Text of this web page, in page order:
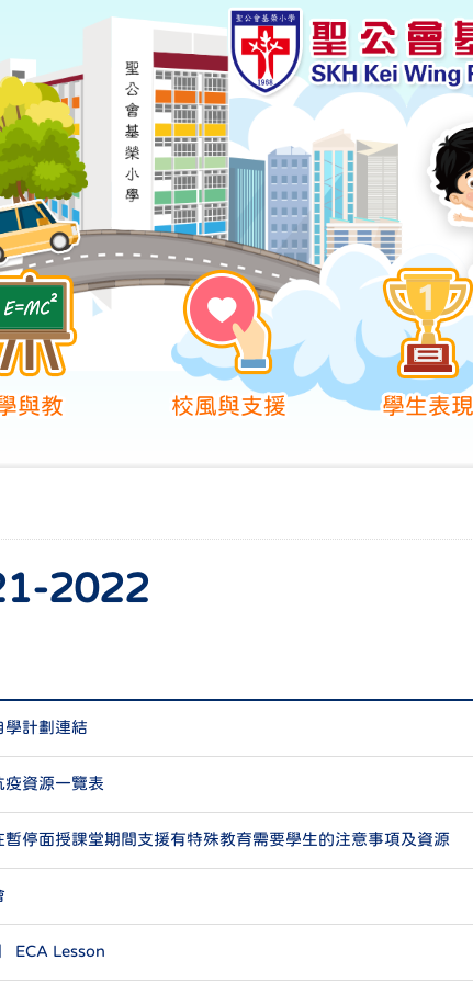
與教 校風與支援 學生表現
2022
學計劃連結
疫資源一覽表
暫停面授課堂期間支援有特殊教育需要學生的注意事項及資源
ECA Lesson